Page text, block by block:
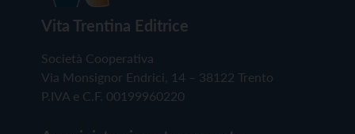
Vita Trentina Editrice
Società Cooperativa
Via Monsignor Endrici, 14 – 38122 Trento
P.IVA e C.F. 00199960220